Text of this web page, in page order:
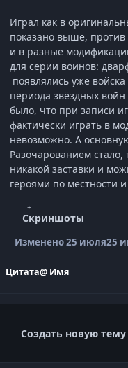
Играл как в
показано выше,
и в разные
для серии воинов:
появлялись уже
периода звёздных войн
было, что при записи
фактически играть в
невозможно. А
Разочарованием
никакой заставки и
героями по местности
Скриншоты
Изменено25 июля25
Цитата@ Имя
Создать новую тему